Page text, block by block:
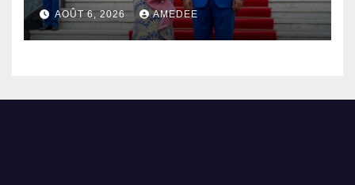
AOÛT 6, 2026 AMEDEE